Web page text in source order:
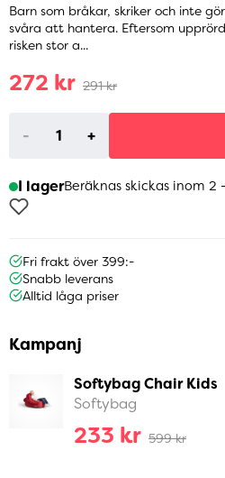
Barn som bråkar, skriker och inte
svåra att hantera. Eftersom
risken stor a...
272 kr 291 kr
- +
I lagerBeräknas skickas inom 2
Fri frakt över 399:-
Snabb leverans
Alltid låga priser
Kampanj
Softybag Chair Kids
Softybag
233 kr 599 kr